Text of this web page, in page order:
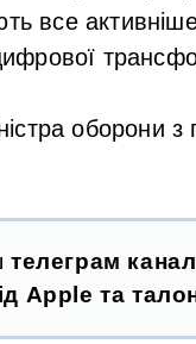
все
оборони з
телеграм канал
Apple та